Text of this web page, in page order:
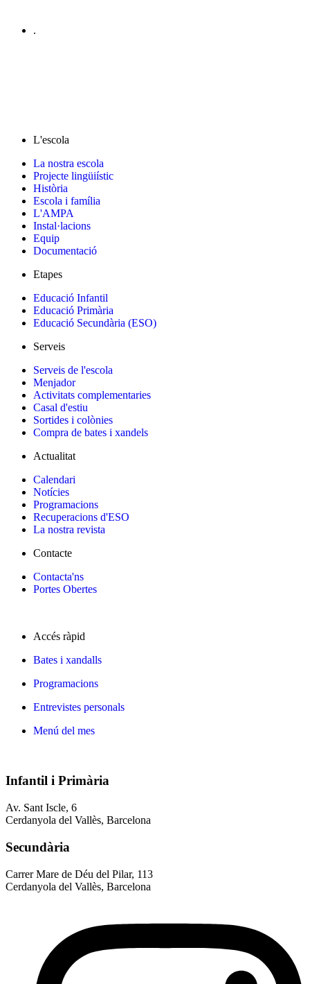
.
L'escola
La nostra escola
Projecte lingüiístic
Història
Escola i família
L'AMPA
Instal·lacions
Equip
Documentació
Etapes
Educació Infantil
Educació Primària
Educació Secundària (ESO)
Serveis
Serveis de l'escola
Menjador
Activitats complementaries
Casal d'estiu
Sortides i colònies
Compra de bates i xandels
Actualitat
Calendari
Notícies
Programacions
Recuperacions d'ESO
La nostra revista
Contacte
Contacta'ns
Portes Obertes
Accés ràpid
Bates i xandalls
Programacions
Entrevistes personals
Menú del mes
Infantil i Primària
Av. Sant Iscle, 6
Cerdanyola del Vallès, Barcelona
Secundària
Carrer Mare de Déu del Pilar, 113
Cerdanyola del Vallès, Barcelona